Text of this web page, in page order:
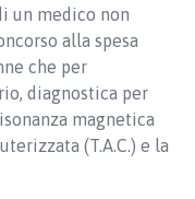
un medico non
alla spesa
che per
diagnostica per
magnetica
(T.A.C.) e la